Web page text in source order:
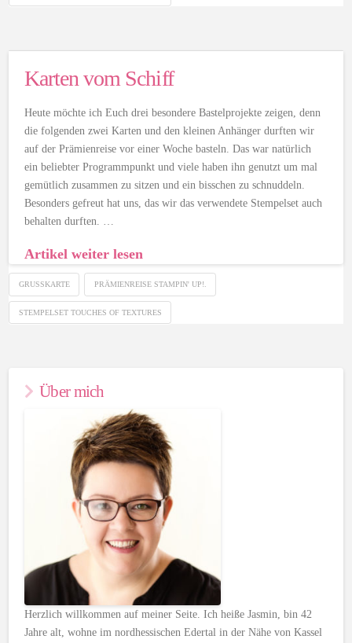
Karten vom Schiff
Heute möchte ich Euch drei besondere Bastelprojekte zeigen, denn
die folgenden zwei Karten und den kleinen Anhänger durften wir
auf der Prämienreise vor einer Woche basteln. Das war natürlich
ein beliebter Programmpunkt und viele haben ihn genutzt um mal
gemütlich zusammen zu sitzen und ein bisschen zu schnuddeln.
Besonders gefreut hat uns, das wir das verwendete Stempelset auch
behalten durften. …
Artikel weiter lesen
GRUSSKARTE PRÄMIENREISE STAMPIN' UP!.
STEMPELSET TOUCHES OF TEXTURES
Über mich
Herzlich willkommen auf meiner Seite. Ich heiße Jasmin, bin 42
Jahre alt, wohne im nordhessischen Edertal in der Nähe von Kassel